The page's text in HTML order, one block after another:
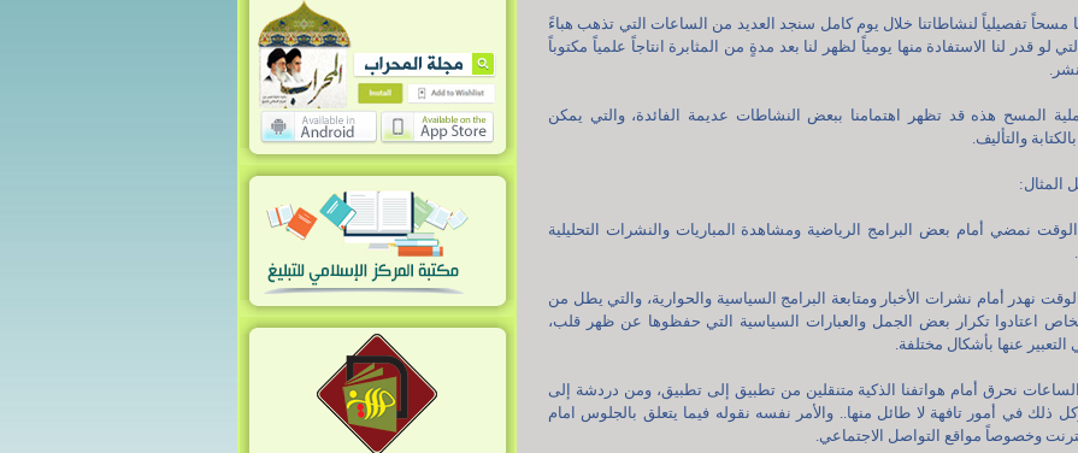
مسحاً تفصيلياً لنشاطاتنا خلال يوم كامل سنجد العديد من الساعات التي تذهب هباءً
لو قدر لنا الاستفادة منها يومياً لظهر لنا بعد مدةٍ من المثابرة انتاجاً علمياً مكتوباً
المسح هذه قد تظهر اهتمامنا ببعض النشاطات عديمة الفائدة، والتي يمكن
والتأليف.
المثال:
نمضي أمام بعض البرامج الرياضية ومشاهدة المباريات والنشرات التحليلية
نهدر أمام نشرات الأخبار ومتابعة البرامج السياسية والحوارية، والتي يطل من
اعتادوا تكرار بعض الجمل والعبارات السياسية التي حفظوها عن ظهر قلب،
التعبير عنها بأشكال مختلفة.
نحرق أمام هواتفنا الذكية متنقلين من تطبيق إلى تطبيق، ومن دردشة إلى
ذلك في أمور تافهة لا طائل منها.. والأمر نفسه نقوله فيما يتعلق بالجلوس امام
وخصوصاً مواقع التواصل الاجتماعي.